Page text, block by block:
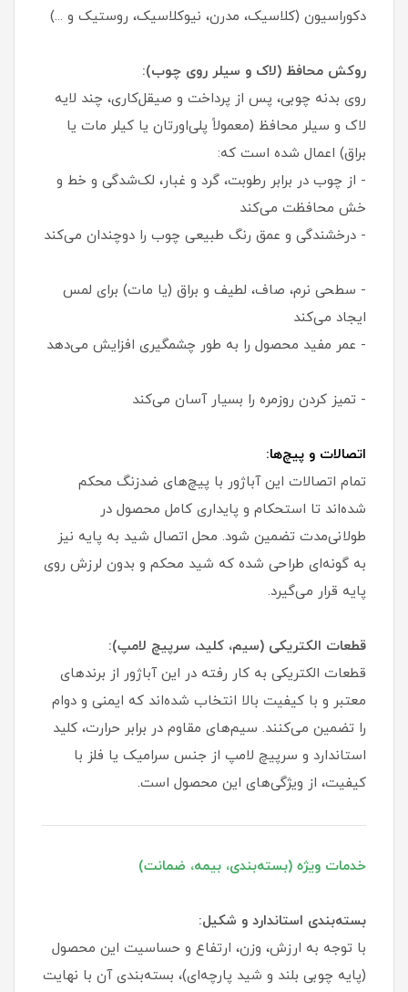
دکوراسیون (کلاسیک، مدرن، نیوکلاسیک، روستیک و ...)
روکش محافظ (لاک و سیلر روی چوب):
روی بدنه چوبی، پس از پرداخت و صیقل‌کاری، چند لایه
لاک و سیلر محافظ (معمولاً پلی‌اورتان یا کیلر مات یا
براق) اعمال شده است که:
- از چوب در برابر رطوبت، گرد و غبار، لک‌شدگی و خط و
خش محافظت می‌کند
- درخشندگی و عمق رنگ طبیعی چوب را دوچندان می‌کند
- سطحی نرم، صاف، لطیف و براق (یا مات) برای لمس
ایجاد می‌کند
- عمر مفید محصول را به طور چشمگیری افزایش می‌دهد
- تمیز کردن روزمره را بسیار آسان می‌کند
اتصالات و پیچ‌ها:
تمام اتصالات این آباژور با پیچ‌های ضدزنگ محکم
شده‌اند تا استحکام و پایداری کامل محصول در
طولانی‌مدت تضمین شود. محل اتصال شید به پایه نیز
به گونه‌ای طراحی شده که شید محکم و بدون لرزش روی
پایه قرار می‌گیرد.
قطعات الکتریکی (سیم، کلید، سرپیچ لامپ):
قطعات الکتریکی به کار رفته در این آباژور از برندهای
معتبر و با کیفیت بالا انتخاب شده‌اند که ایمنی و دوام
را تضمین می‌کنند. سیم‌های مقاوم در برابر حرارت، کلید
استاندارد و سرپیچ لامپ از جنس سرامیک یا فلز با
کیفیت، از ویژگی‌های این محصول است.
خدمات ویژه (بسته‌بندی، بیمه، ضمانت)
بسته‌بندی استاندارد و شکیل:
با توجه به ارزش، وزن، ارتفاع و حساسیت این محصول
(پایه چوبی بلند و شید پارچه‌ای)، بسته‌بندی آن با نهایت